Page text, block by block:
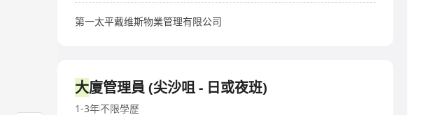
第一太平戴维斯物業管理有限公司
大廈管理員 (尖沙咀 - 日或夜班)
1-3年不限學歷